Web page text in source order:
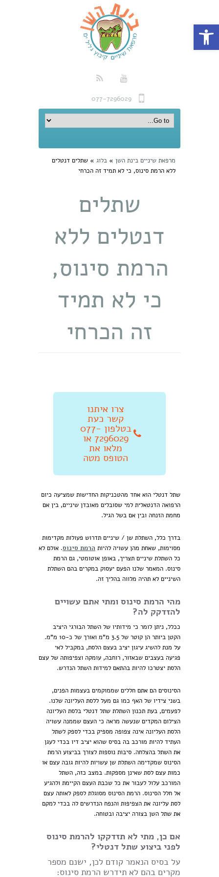
פתח סרגל נגישות
077-7296029
מרפאת שיניים בינת השן » בלוג » שתלים דנטלים
ללא הרמת סינוס, כי לא תמיד זה הכרחי
שתלים
דנטלים ללא
הרמת סינוס,
כי לא תמיד
זה הכרחי
צרו איתנו
קשר כעת
בטלפון 077-
7296029 או
מלאו את
הטופס מטה
שתל דנטלי הוא אחד מהטכניקות החדישות שמציעה כיום
הרפואה הדנטאלית למי שסובלים מאובדן שיניים, בין אם
מחמת הזנחה ובין אם בשל הגיל.
בדרך כלל, השתלת שן / שיניים תדרוש פעולות מקדימות
מסוימות, שאחת מהן עשויה להיות הרמת סינוס. אולם לא
כל השתלת שיניים תצריך, באופן אוטומטי, גם הרמת
סינוס. המאמר שלנו הפעם יעסוק במקרים בהם השתלת
השיניים לא תהיה מלווה בהליך זה.
מהי הרמת סינוס ומתי אתם עשויים
להזדקק לה?
ככלל, ניתן לומר כי מידותיו של השתל הבורגי היציב
הקטן ביותר הן קוטר של 3.5 מ"מ ואורך של כ-10 מ"מ.
על מנת להשיג עיגון יציב בעצם הלסת, במקביל לאי
פגיעה בעצבים שבאזור, רוחבה, עומקה וצפיפותה של עצם
הלסת יצטרכו להיות בהתאם למידות השתל הנדרש.
הסינוסים הם אתם חללים שממוקמים בעצמות הפנים,
בשני צידיו של האף כמו גם מעל ללסת העליונה שלנו.
לפעמים, בעת תכנון השתלת שתל דנטלי בלסת העליונה
הצילום המקדים שנעשה מראה כי העצם שממנה עשויה
הלסת העליונה אינה צפופה מספיק בכדי לספק לשתל
העתיד להיות מורכב בה בסיס שהוא יציב דיו בכדי לעגן
את השתל בהצלחה. סיבות נוספות לצורך בביצוע הרמת
הסינוס שמקדימה השתלת שן עשויות להיות גובה עצם או
כמות עצם לסת שאינן מספקות. במצב כזה, השתל
המורכב עלול לעבור את כל שכבת העצם הקיימת ולהגיע
אל חלל הסינוס. הרמת הסינוס מסוגלת לספק לאותה עצם
לסת עליונה את הצפיפות והנפח הנדרשים לה בכדי למקם
את שתל השן בצורה יציבה ובטוחה.
אם כן, מתי לא תזדקקו להרמת סינוס
לפני ביצוע שתל דנטלי?
על בסיס הנאמר קודם לכן, ישנם מספר
מקרים בהם לא תידרש הרמת סינוס: